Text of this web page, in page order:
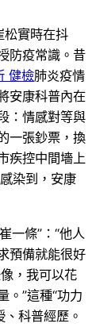
松實時在抖
防疫常識。昔
健檢肺炎疫情
安康科普內在
：情感對等與
一張鈔票，換
疾控中間墻上
染到，安康
一條”：“他人
預備就能很好
，我可以花
。”這種“功力
科普經歷。